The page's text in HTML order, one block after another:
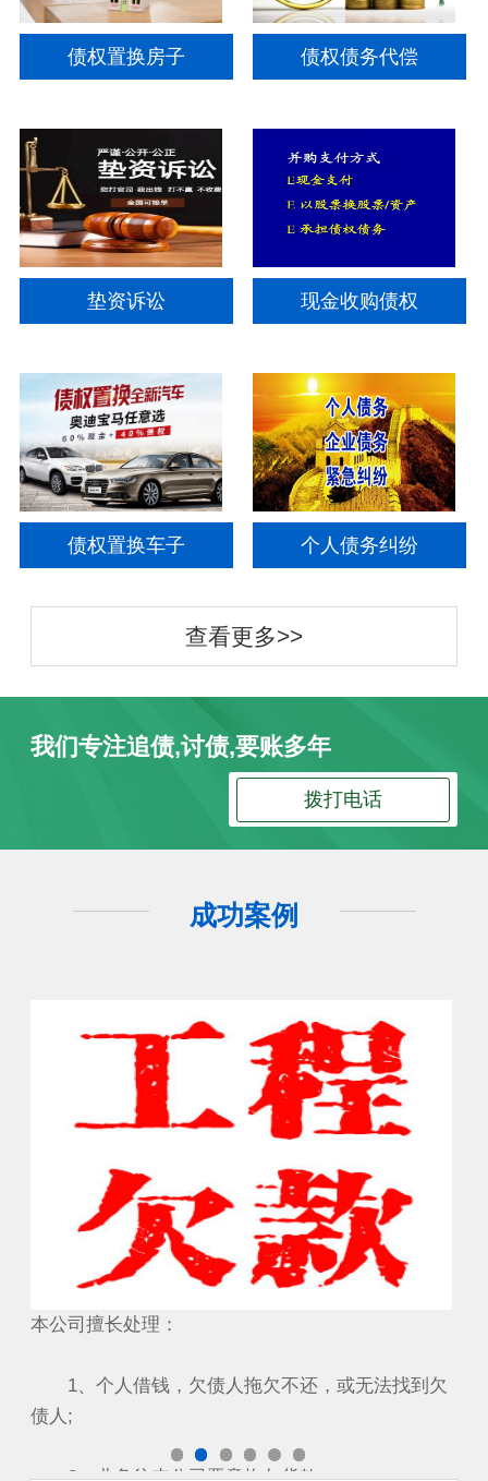
债权置换房子 债权债务代偿
垫资诉讼 现金收购债权
债权置换车子 个人债务纠纷
查看更多>>
我们专注追债,讨债,要账多年
拨打电话
成功案例
本公司擅长处理：
1、个人借钱，欠债人拖欠不还，或无法找到欠
债人;